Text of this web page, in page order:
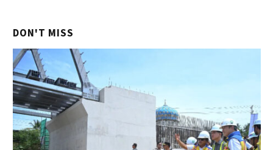
DON'T MISS